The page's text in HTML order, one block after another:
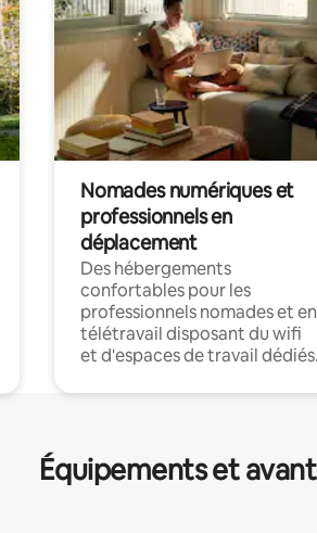
Nomades numériques et
professionnels en
déplacement
Des hébergements
confortables pour les
professionnels nomades et en
télétravail disposant du wifi
et d'espaces de travail dédiés.
Équipements et